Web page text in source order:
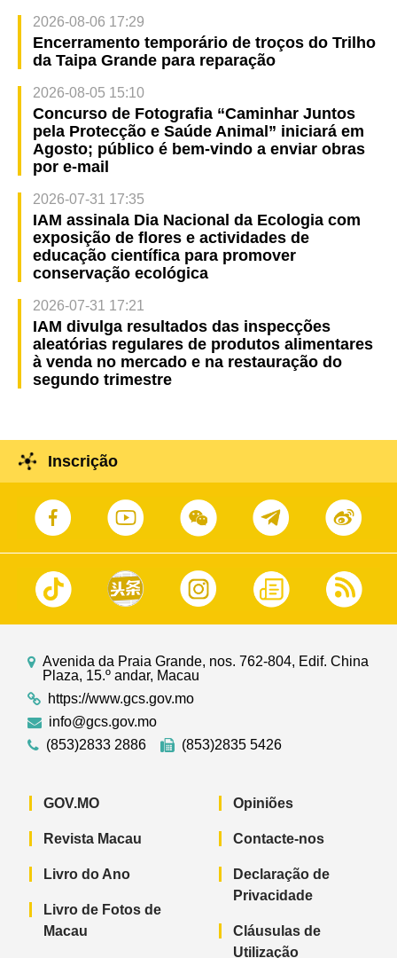
2026-08-06 17:29
Encerramento temporário de troços do Trilho
da Taipa Grande para reparação
2026-08-05 15:10
Concurso de Fotografia “Caminhar Juntos
pela Protecção e Saúde Animal” iniciará em
Agosto; público é bem-vindo a enviar obras
por e-mail
2026-07-31 17:35
IAM assinala Dia Nacional da Ecologia com
exposição de flores e actividades de
educação científica para promover
conservação ecológica
2026-07-31 17:21
IAM divulga resultados das inspecções
aleatórias regulares de produtos alimentares
à venda no mercado e na restauração do
segundo trimestre
Inscrição
Avenida da Praia Grande, nos. 762-804, Edif. China
Plaza, 15.º andar, Macau
https://www.gcs.gov.mo
info@gcs.gov.mo
(853)2833 2886
(853)2835 5426
GOV.MO
Revista Macau
Livro do Ano
Livro de Fotos de
Macau
Opiniões
Contacte-nos
Declaração de
Privacidade
Cláusulas de
Utilização